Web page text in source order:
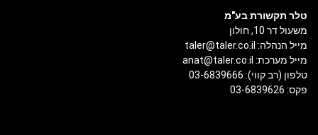
טלר תקשורת בע"מ
משעול דר 10, חולון
מייל הנהלה: taler@taler.co.il
מייל מערכת: anat@taler.co.il
טלפון (רב קווי): 03-6839666
פקס: 03-6839626